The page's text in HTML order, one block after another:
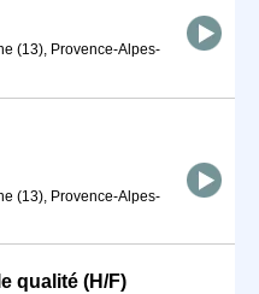
(13), Provence-Alpes-
(13), Provence-Alpes-
qualité (H/F)